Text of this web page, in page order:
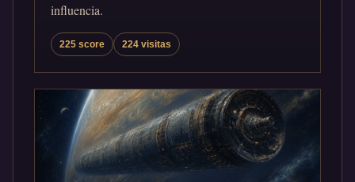
influencia.
225 score 224 visitas